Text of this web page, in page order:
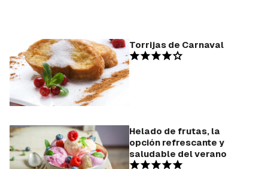
Torrijas de Carnaval
Helado de frutas, la
opción refrescante y
saludable del verano